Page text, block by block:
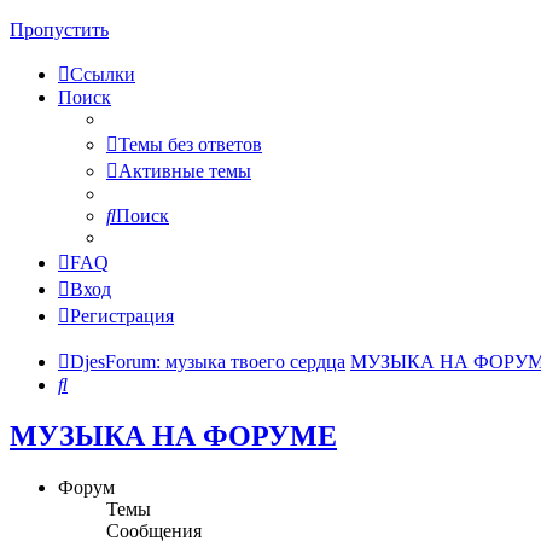
Пропустить
Ссылки
Поиск
Темы без ответов
Активные темы
Поиск
FAQ
Вход
Регистрация
DjesForum: музыка твоего сердца МУЗЫКА НА
Поиск
МУЗЫКА НА ФОРУМЕ
Форум
Темы
Сообщения